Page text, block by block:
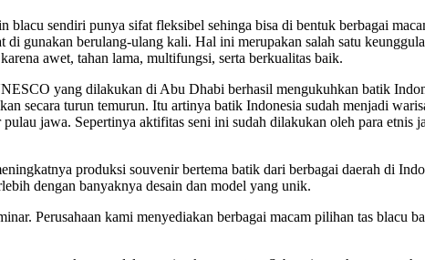
blacu sendiri punya sifat fleksibel sehinga bisa di bentuk berbagai
gunakan berulang-ulang kali. Hal ini merupakan salah satu
awet, tahan lama, multifungsi, serta berkualitas baik.
yang dilakukan di Abu Dhabi berhasil mengukuhkan batik
secara turun temurun. Itu artinya batik Indonesia sudah menjadi
jawa. Sepertinya aktifitas seni ini sudah dilakukan oleh para etnis
produksi souvenir bertema batik dari berbagai daerah di
dengan banyaknya desain dan model yang unik.
Perusahaan kami menyediakan berbagai macam pilihan tas blacu